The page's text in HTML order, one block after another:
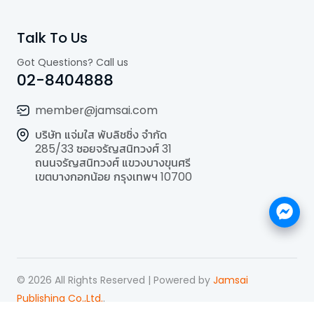
Talk To Us
Got Questions? Call us
02-8404888
member@jamsai.com
บริษัท แจ่มใส พับลิชชิ่ง จำกัด
285/33 ซอยจรัญสนิทวงศ์ 31
ถนนจรัญสนิทวงศ์ แขวงบางขุนศรี
เขตบางกอกน้อย กรุงเทพฯ 10700
© 2026 All Rights Reserved | Powered by Jamsai
Publishing Co.,Ltd..